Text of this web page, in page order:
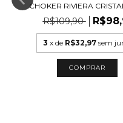
CHOKER RIVIERA
R$109,90
3 x de R$32,97 sem
COMPRAR